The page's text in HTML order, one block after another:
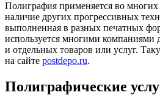
Полиграфия применяется во многих
наличие других прогрессивных
выполненная в разных печатных
используется многими компаниями
и отдельных товаров или услуг.
на сайте postdepo.ru.
Полиграфические